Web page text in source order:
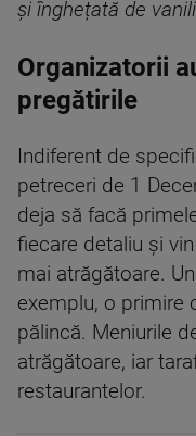
și înghețată de
Organizatorii
pregătirile
Indiferent de
petreceri de 1
deja să facă
fiecare detaliu și
mai atrăgătoare.
exemplu, o primire
pălincă. Meniurile
atrăgătoare, iar
restaurantelor.